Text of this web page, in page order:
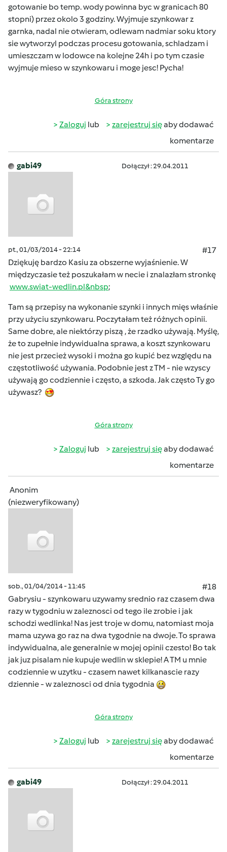
gotowanie bo temp. wody powinna byc w granicach 80
stopni) przez okolo 3 godziny. Wyjmuje szynkowar z
garnka, nadal nie otwieram, odlewam nadmiar soku ktory
sie wytworzyl podczas procesu gotowania, schladzam i
umieszczam w lodowce na kolejne 24h i po tym czasie
wyjmuje mieso w szynkowaru i moge jesc! Pycha!
Góra strony
Zaloguj lub zarejestruj sięaby dodawać
komentarze
gabi49 Dołączył : 29.04.2011
pt., 01/03/2014 - 22:14
#17
Dziękuję bardzo Kasiu za obszerne wyjaśnienie. W
międzyczasie też poszukałam w necie i znalazłam stronkę
www.swiat-wedlin.pl&nbsp;
Tam są przepisy na wykonanie szynki i innych mięs właśnie
przy użyciu szynkowaru. Poczytałam też różnych opinii.
Same dobre, ale niektórzy piszą , że rzadko używają. Myślę,
że to zupełnie indywidualna sprawa, a koszt szynkowaru
nie jest przecież wysoki i można go kupić bez względu na
częstotliwość używania. Podobnie jest z TM - nie wzyscy
używają go codziennie i często, a szkoda. Jak często Ty go
używasz?
Góra strony
Zaloguj lub zarejestruj sięaby dodawać
komentarze
Anonim
(niezweryfikowany)
sob., 01/04/2014 - 11:45
#18
Gabrysiu - szynkowaru uzywamy srednio raz czasem dwa
razy w tygodniu w zaleznosci od tego ile zrobie i jak
schodzi wedlinka! Nas jest troje w domu, natomiast moja
mama uzywa go raz na dwa tygodnie na dwoje. To sprawa
indywidualna, ale generalnie w mojej opinii czesto! Bo tak
jak juz pisalam nie kupuje wedlin w sklepie! A TM u mnie
codziennie w uzytku - czasem nawet kilkanascie razy
dziennie - w zaleznosci od dnia tygodnia
Góra strony
Zaloguj lub zarejestruj sięaby dodawać
komentarze
gabi49 Dołączył : 29.04.2011